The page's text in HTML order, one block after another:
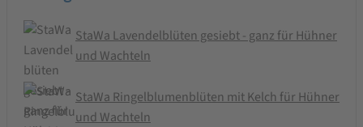
StaWa Lavendelblüten gesiebt - ganz für Hühner
und Wachteln
StaWa Ringelblumenblüten mit Kelch für Hühner
und Wachteln